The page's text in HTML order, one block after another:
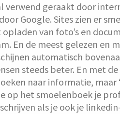
verwend geraakt door
Google. Sites zien er
van foto’s en
En de meest gelezen en
automatisch
steeds beter. En met
naar informatie,
je op het smoelenboek je
als je ook je